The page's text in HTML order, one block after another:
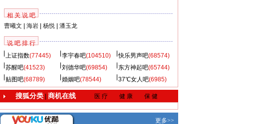
相 关 说 吧
曹曦文
海岩| 杨悦| 潘玉龙
说 吧 排 行
上证指数(77445) 李宇春吧(104510) 快乐男声吧(68574)
苏醒吧(41523) 刘德华吧(69854) 东方神起吧(65744)
贴图吧(68789) 婚姻吧(78544) 37℃女人吧(6985)
搜狐分类| 商机在线 医 疗 健 康 保 健